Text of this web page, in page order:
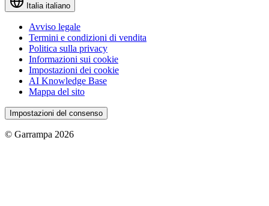
Italia italiano
Avviso legale
Termini e condizioni di vendita
Politica sulla privacy
Informazioni sui cookie
Impostazioni dei cookie
AI Knowledge Base
Mappa del sito
Impostazioni del consenso
© Garrampa 2026